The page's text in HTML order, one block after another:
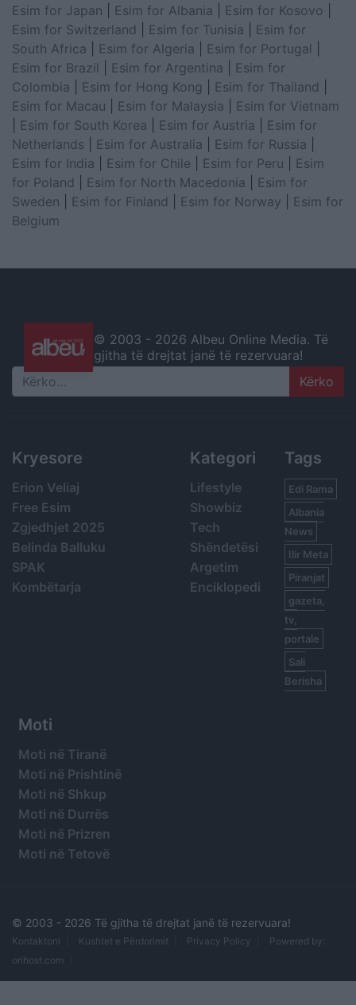
Esim for Japan
Esim for Albania Esim for Kosovo
Esim for Switzerland
Esim for Tunisia
Esim for
South Africa
Esim for Algeria Esim for Portugal
Esim for Brazil
Esim for Argentina
Esim for
Colombia
Esim for Hong Kong Esim for Thailand
Esim for Macau
Esim for Malaysia
Esim for Vietnam
Esim for South Korea Esim for Austria
Esim for
Netherlands
Esim for Australia Esim for Russia
Esim for India
Esim for Chile Esim for Peru
Esim
for Poland
Esim for North Macedonia
Esim for
Sweden
Esim for Finland Esim for Norway
Esim for
Belgium
© 2003 - 2026 Albeu Online Media. Të
gjitha të drejtat janë të rezervuara!
Search
Kryesore
Erion Veliaj
Free Esim
Zgjedhjet 2025
Belinda Balluku
SPAK
Kombëtarja
Kategori
Lifestyle
Showbiz
Tech
Shëndetësi
Argetim
Enciklopedi
Tags
Edi Rama
Albania
News
Ilir Meta
Piranjat
gazeta,
tv,
portale
Sali
Berisha
Moti
Moti në Tiranë
Moti në Prishtinë
Moti në Shkup
Moti në Durrës
Moti në Prizren
Moti në Tetovë
© 2003 - 2026 Të gjitha të drejtat janë të rezervuara!
Kontaktoni Kushtet e Përdorimit Privacy Policy
Powered by:
orihost.com